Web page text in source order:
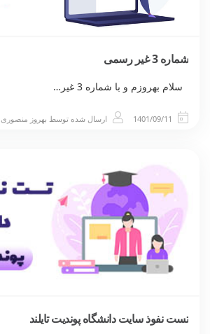
شماره 3 غیر رسمی
سلام بهروزم و با شماره 3 غیر…
1401/09/11 ارسال شده توسط بهروز منصوری
تست نفوذ سایت دانشگاه پوندیت تایلند